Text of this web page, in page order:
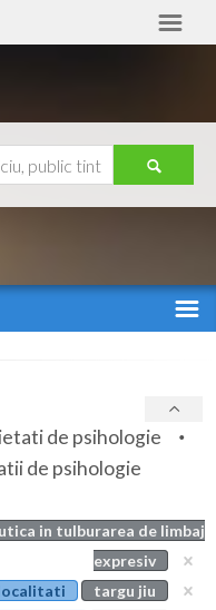
de psihologie
de psihologie
in tulburarea de limbaj
expresiv
targu jiu